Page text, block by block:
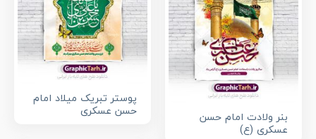
پوستر تبریک میلاد امام
حسن عسکری
بنر ولادت امام حسن
عسکری (ع)